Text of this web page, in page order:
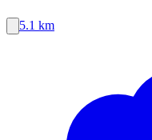
5.1 km